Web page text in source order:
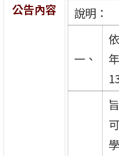
公告內容
說明：
一、